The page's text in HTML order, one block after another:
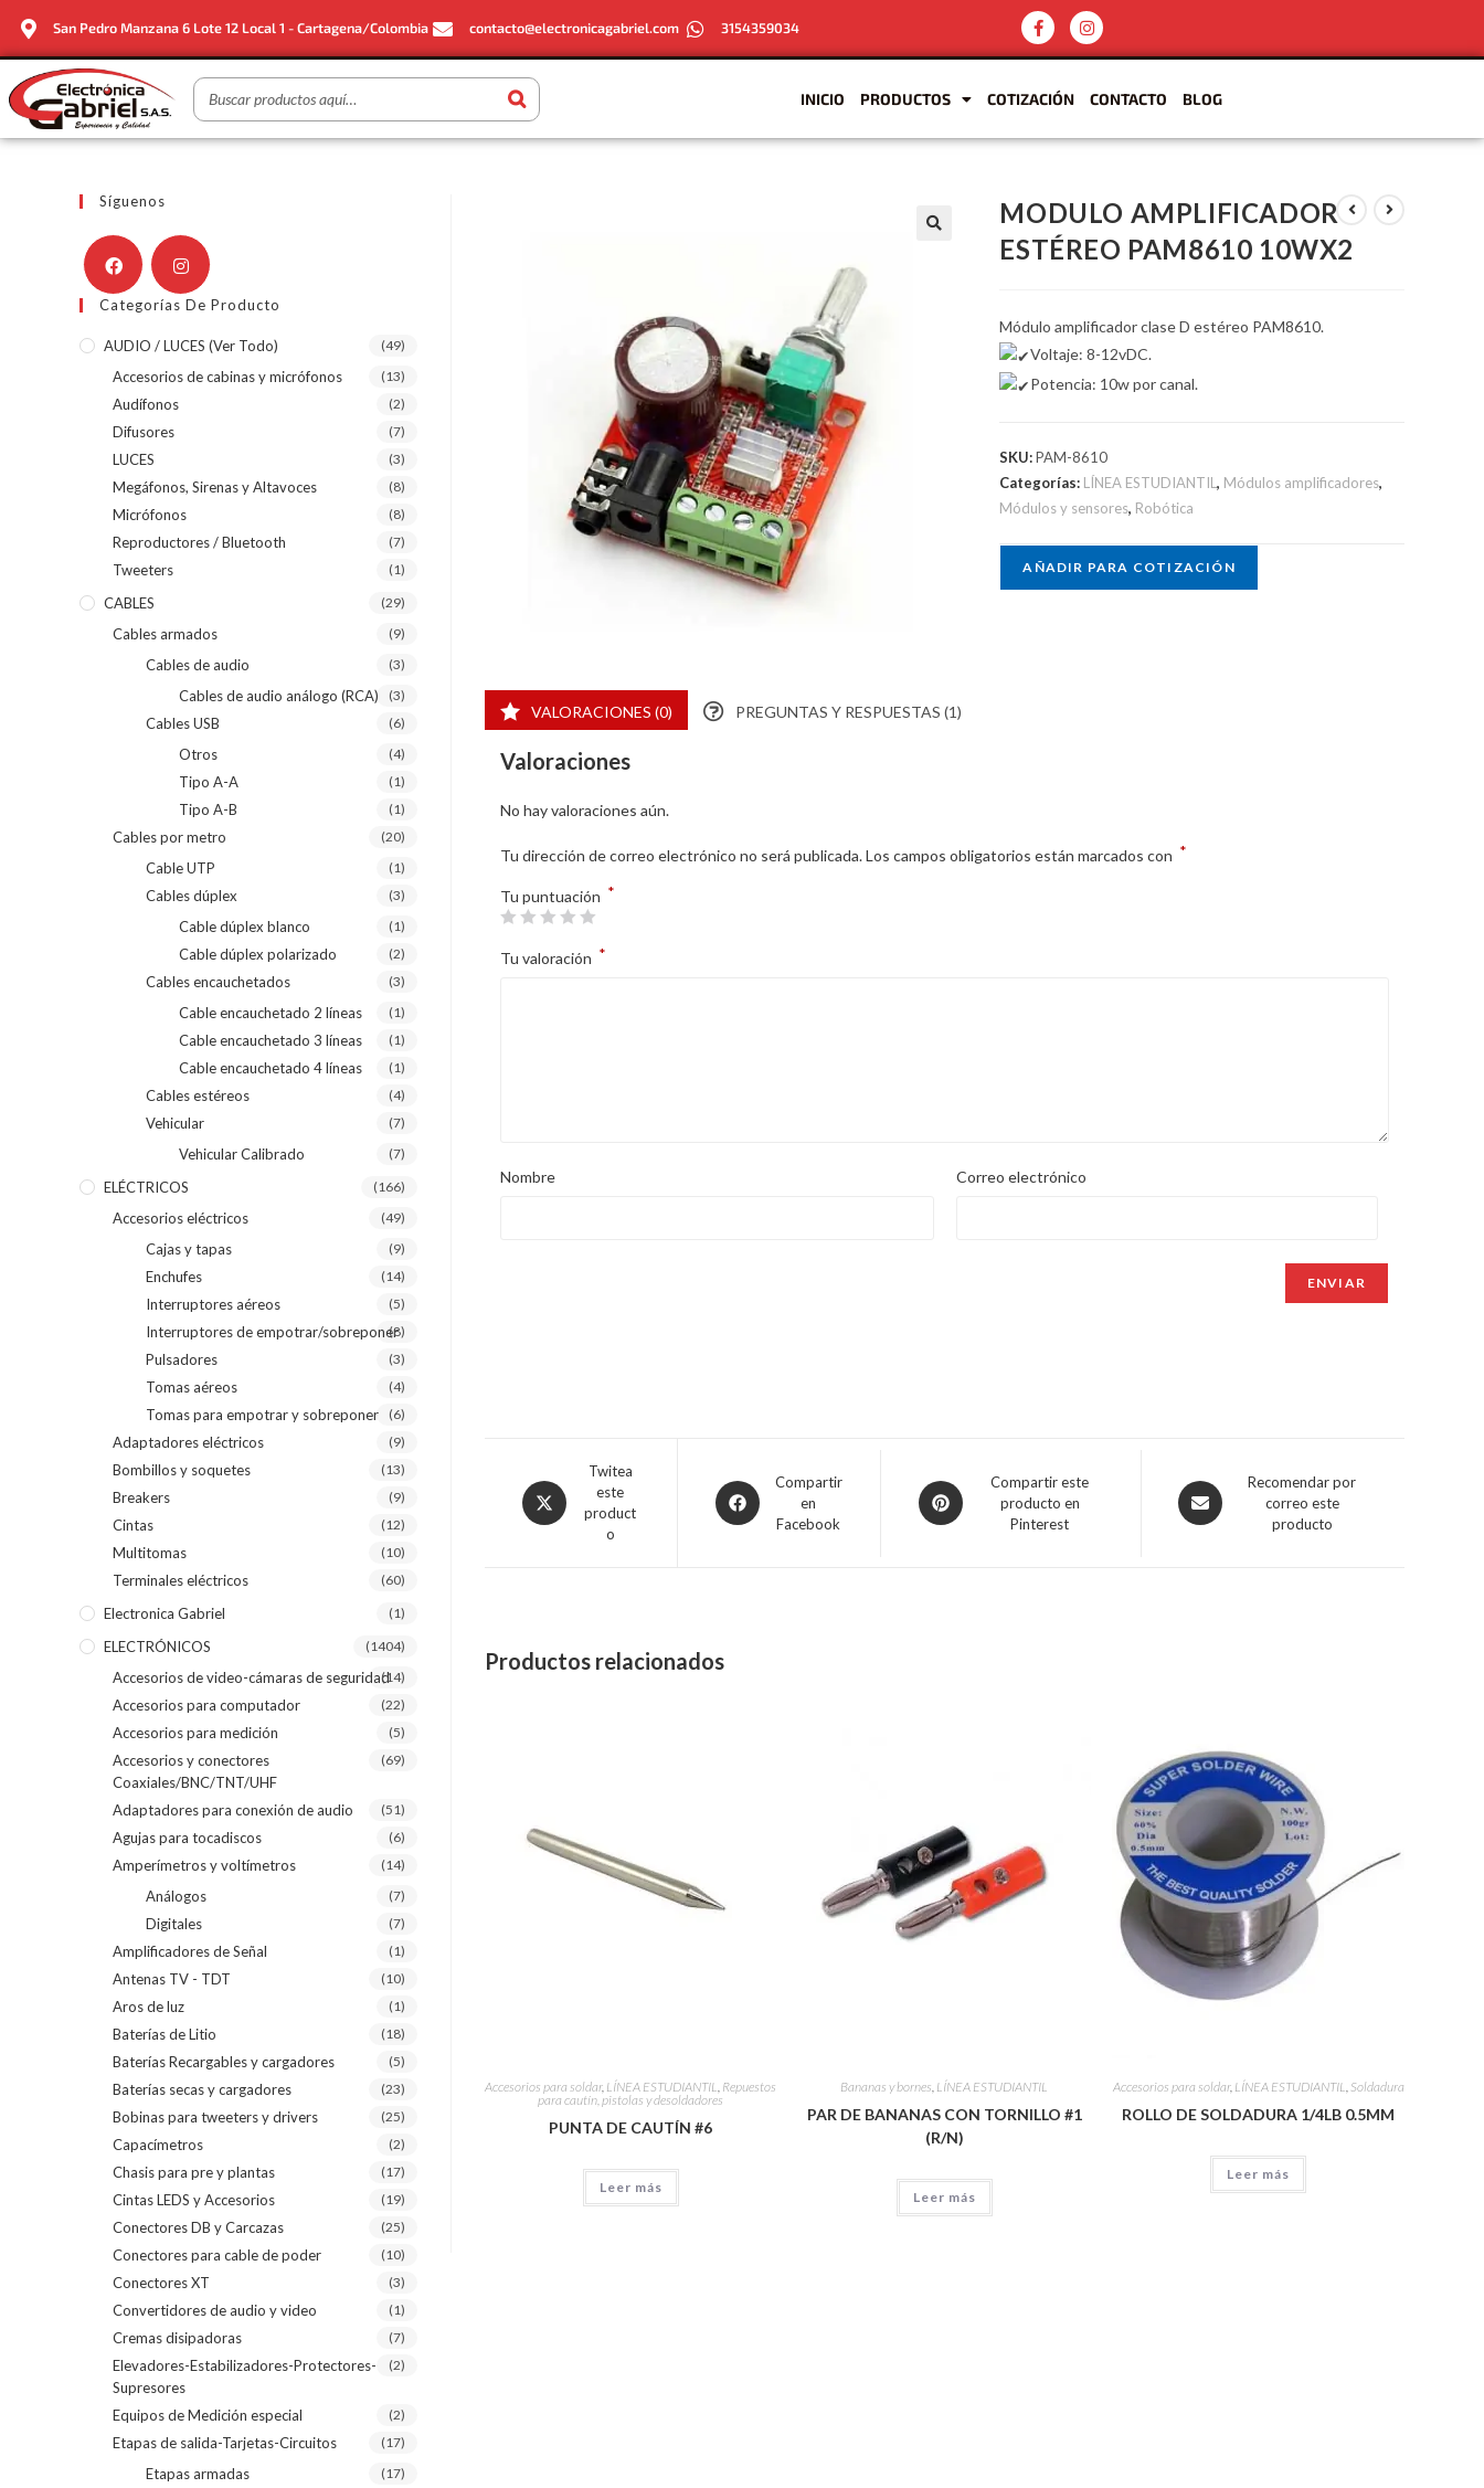
San Pedro Manzana 6 Lote 12 Local 1 - Cartagena/Colombia contacto@electronicagabriel.com 3154359034
INICIO PRODUCTOS COTIZACIÓN CONTACTO BLOG
MODULO AMPLIFICADOR
ESTÉREO PAM8610 10WX2
Módulo amplificador clase D estéreo PAM8610.
Voltaje: 8-12vDC.
Potencia: 10w por canal.
SKU:PAM-8610
Categorías: LÍNEA ESTUDIANTIL, Módulos amplificadores,
Módulos y sensores, Robótica
AÑADIR PARA COTIZACIÓN
VALORACIONES (0) PREGUNTAS Y RESPUESTAS (1)
Valoraciones
No hay valoraciones aún.
Tu dirección de correo electrónico no será publicada.Los campos obligatorios están marcados con *
Tu puntuación *
Tu valoración *
Nombre Correo electrónico
Twitea
este
product
o
Compartir
en
Facebook
Compartir este
producto en
Pinterest
Recomendar por
correo este
producto
Productos relacionados
Accesorios para soldar, LÍNEA ESTUDIANTIL, Repuestos
para cautín, pistolas y desoldadores
PUNTA DE CAUTÍN #6
Leer más
Bananas y bornes, LÍNEA ESTUDIANTIL
PAR DE BANANAS CON TORNILLO #1
(R/N)
Leer más
Accesorios para soldar, LÍNEA ESTUDIANTIL, Soldadura
ROLLO DE SOLDADURA 1/4LB 0.5MM
Leer más
Síguenos
Categorías De Producto
AUDIO / LUCES (ver Todo) (49)
Accesorios de cabinas y micrófonos (13)
Audífonos (2)
Difusores (7)
LUCES (3)
Megáfonos, Sirenas y Altavoces (8)
Micrófonos (8)
Reproductores / Bluetooth (7)
Tweeters (1)
CABLES (29)
Cables armados (9)
Cables de audio (3)
Cables de audio análogo (RCA) (3)
Cables USB (6)
Otros (4)
Tipo A-A (1)
Tipo A-B (1)
Cables por metro (20)
Cable UTP (1)
Cables dúplex (3)
Cable dúplex blanco (1)
Cable dúplex polarizado (2)
Cables encauchetados (3)
Cable encauchetado 2 líneas (1)
Cable encauchetado 3 líneas (1)
Cable encauchetado 4 líneas (1)
Cables estéreos (4)
Vehicular (7)
Vehicular Calibrado (7)
ELÉCTRICOS (166)
Accesorios eléctricos (49)
Cajas y tapas (9)
Enchufes (14)
Interruptores aéreos (5)
Interruptores de empotrar/sobreponer(8)
Pulsadores (3)
Tomas aéreos (4)
Tomas para empotrar y sobreponer (6)
Adaptadores eléctricos (9)
Bombillos y soquetes (13)
Breakers (9)
Cintas (12)
Multitomas (10)
Terminales eléctricos (60)
Electronica Gabriel (1)
ELECTRÓNICOS (1404)
Accesorios de video-cámaras de seguridad(14)
Accesorios para computador (22)
Accesorios para medición (5)
Accesorios y conectores
Coaxiales/BNC/TNT/UHF
(69)
Adaptadores para conexión de audio (51)
Agujas para tocadiscos (6)
Amperímetros y voltímetros (14)
Análogos (7)
Digitales (7)
Amplificadores de Señal (1)
Antenas TV - TDT (10)
Aros de luz (1)
Baterías de Litio (18)
Baterías Recargables y cargadores (5)
Baterías secas y cargadores (23)
Bobinas para tweeters y drivers (25)
Capacímetros (2)
Chasis para pre y plantas (17)
Cintas LEDS y Accesorios (19)
Conectores DB y Carcazas (25)
Conectores para cable de poder (10)
Conectores XT (3)
Convertidores de audio y video (1)
Cremas disipadoras (7)
Elevadores-Estabilizadores-Protectores-
Supresores
(2)
Equipos de Medición especial (2)
Etapas de salida-Tarjetas-Circuitos (17)
Etapas armadas (17)